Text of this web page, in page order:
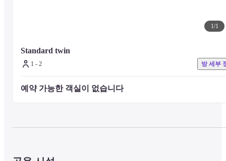
1/1
Standard twin
1 - 2 방 세부
예약 가능한 객실이 없습니다